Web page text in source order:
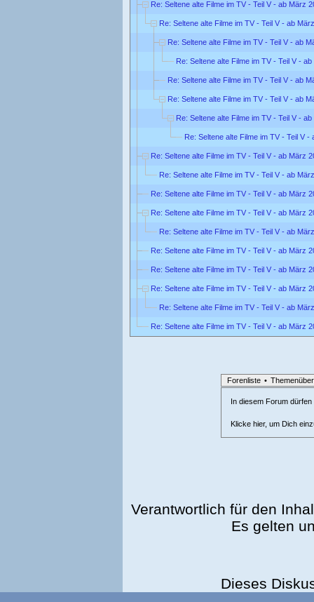
Re: Seltene alte Filme im TV - Teil V - ab März
Re: Seltene alte Filme im TV - Teil V - ab
Re: Seltene alte Filme im TV - Teil V - ab
Re: Seltene alte Filme im TV - Teil V -
Re: Seltene alte Filme im TV - Teil V - ab
Re: Seltene alte Filme im TV - Teil V - ab
Re: Seltene alte Filme im TV - Teil V -
Re: Seltene alte Filme im TV - Teil V -
Re: Seltene alte Filme im TV - Teil V - ab März
Re: Seltene alte Filme im TV - Teil V - ab
Re: Seltene alte Filme im TV - Teil V - ab März
Re: Seltene alte Filme im TV - Teil V - ab März
Re: Seltene alte Filme im TV - Teil V - ab
Re: Seltene alte Filme im TV - Teil V - ab März
Re: Seltene alte Filme im TV - Teil V - ab März
Re: Seltene alte Filme im TV - Teil V - ab März
Re: Seltene alte Filme im TV - Teil V - ab
Re: Seltene alte Filme im TV - Teil V - ab März
Forenliste •
In diesem Forum
Klicke hier, um Dich
Verantwortlich für den
Es gelten
Dieses